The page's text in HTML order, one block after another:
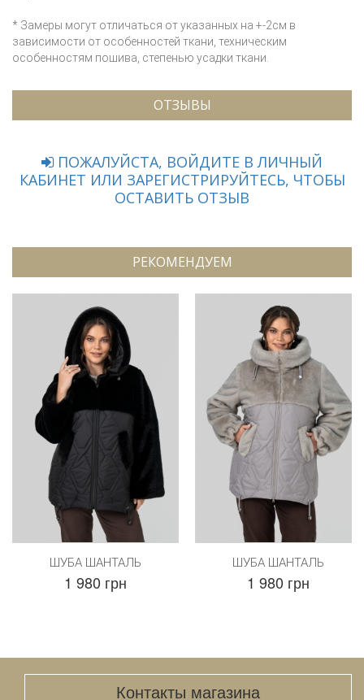
* Замеры могут отличаться от указанных на +-2см в
зависимости от особенностей ткани, техническим
особенностям пошива, степенью усадки ткани.
ОТЗЫВЫ
ПОЖАЛУЙСТА, ВОЙДИТЕ В ЛИЧНЫЙ
КАБИНЕТ ИЛИ ЗАРЕГИСТРИРУЙТЕСЬ, ЧТОБЫ
ОСТАВИТЬ ОТЗЫВ
РЕКОМЕНДУЕМ
ШУБА ШАНТАЛЬ
1 980 грн
ШУБА ШАНТАЛЬ
1 980 грн
Контакты магазина